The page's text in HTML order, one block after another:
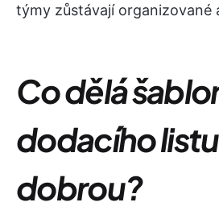
týmy zůstávají organizované
Co dělá
dodacího listu
dobrou?